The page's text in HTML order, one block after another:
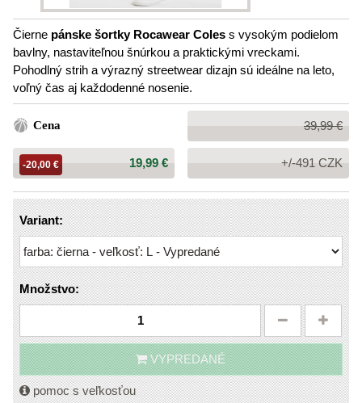
Čierne pánske šortky Rocawear Coles s vysokým podielom
bavlny, nastaviteľnou šnúrkou a praktickými vreckami.
Pohodlný strih a výrazný streetwear dizajn sú ideálne na leto,
voľný čas aj každodenné nosenie.
Cena
Bežná
cena:
39,99 €
Cena:
19,99 €
-20,00 € +/-491 CZK
Variant:
Množstvo:
VYPREDANÉ
pomoc s veľkosťou